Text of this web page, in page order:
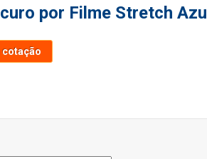
por Filme Stretch Azul
cotação